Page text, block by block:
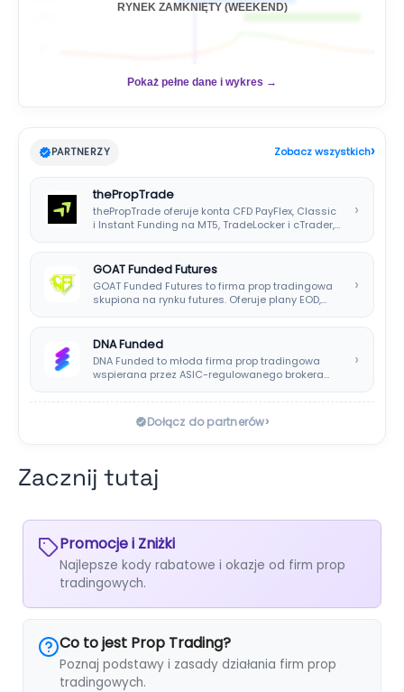
RYNEK ZAMKNIĘTY (WEEKEND)
Pokaż pełne dane i wykres →
PARTNERZY Zobacz wszystkich›
thePropTrade
thePropTrade oferuje konta CFD PayFlex, Classic
i Instant Funding na MT5, TradeLocker i cTrader,…
›
GOAT Funded Futures
GOAT Funded Futures to firma prop tradingowa
skupiona na rynku futures. Oferuje plany EOD,…
›
DNA Funded
DNA Funded to młoda firma prop tradingowa
wspierana przez ASIC-regulowanego brokera
›
Dołącz do partnerów›
Zacznij tutaj
Promocje i Zniżki
Najlepsze kody rabatowe i okazje od firm prop
tradingowych.
Co to jest Prop Trading?
Poznaj podstawy i zasady działania firm prop
tradingowych.